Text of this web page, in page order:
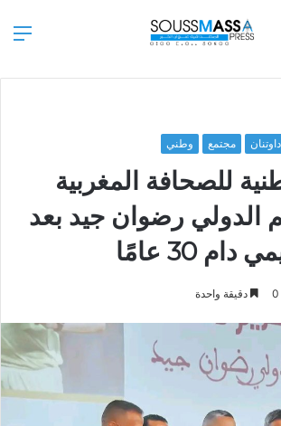
مجتمع وطني
للصحافة المغربية
الدولي رضوان جيد بعد
30 عامًا
0 دقيقة واحدة